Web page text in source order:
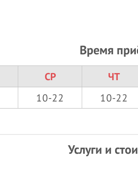
Время
СР ЧТ
10-22 10-22
Услуги и